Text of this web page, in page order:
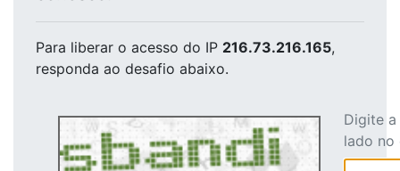
Para liberar o acesso do IP 216.73.216.165,
responda ao desafio abaixo.
Digite
lado no